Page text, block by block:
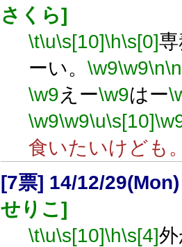
さくら]
\t\u\s[10]\h\s[0]
ーい。 \w9\w9\n\n
\w9えー\w9はー
\w9\w9\u\s[10]
食いたいけども
[7票] 14/12/
せりこ]
\t\u\s[10]\h\s[4]